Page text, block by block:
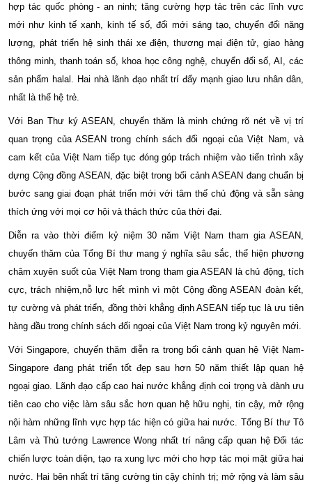
hợp tác quốc phòng - an ninh; tăng cường hợp tác trên các lĩnh vực
mới như kinh tế xanh, kinh tế số, đổi mới sáng tạo, chuyển đổi năng
lượng, phát triển hệ sinh thái xe điện, thương mại điện tử, giao hàng
thông minh, thanh toán số, khoa học công nghệ, chuyển đối số, AI, các
sản phẩm halal. Hai nhà lãnh đạo nhất trí đẩy mạnh giao lưu nhân dân,
nhất là thế hệ trẻ.
Với Ban Thư ký ASEAN, chuyến thăm là minh chứng rõ nét về vị trí
quan trọng của ASEAN trong chính sách đối ngoại của Việt Nam, và
cam kết của Việt Nam tiếp tục đóng góp trách nhiệm vào tiến trình xây
dựng Cộng đồng ASEAN, đặc biệt trong bối cảnh ASEAN đang chuẩn bị
bước sang giai đoạn phát triển mới với tâm thế chủ động và sẵn sàng
thích ứng với mọi cơ hội và thách thức của thời đại.
Diễn ra vào thời điểm kỷ niệm 30 năm Việt Nam tham gia ASEAN,
chuyến thăm của Tổng Bí thư mang ý nghĩa sâu sắc, thể hiện phương
châm xuyên suốt của Việt Nam trong tham gia ASEAN là chủ động, tích
cực, trách nhiệm,nỗ lực hết mình vì một Cộng đồng ASEAN đoàn kết,
tự cường và phát triển, đồng thời khẳng định ASEAN tiếp tục là ưu tiên
hàng đầu trong chính sách đối ngoại của Việt Nam trong kỷ nguyên mới.
Với Singapore, chuyến thăm diễn ra trong bối cảnh quan hệ Việt Nam-
Singapore đang phát triển tốt đẹp sau hơn 50 năm thiết lập quan hệ
ngoại giao. Lãnh đạo cấp cao hai nước khẳng định coi trọng và dành ưu
tiên cao cho việc làm sâu sắc hơn quan hệ hữu nghị, tin cậy, mở rộng
nội hàm những lĩnh vực hợp tác hiện có giữa hai nước. Tổng Bí thư Tô
Lâm và Thủ tướng Lawrence Wong nhất trí nâng cấp quan hệ Đối tác
chiến lược toàn diện, tạo ra xung lực mới cho hợp tác mọi mặt giữa hai
nước. Hai bên nhất trí tăng cường tin cậy chính trị; mở rộng và làm sâu